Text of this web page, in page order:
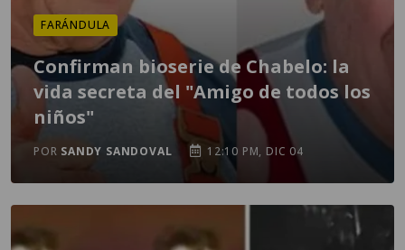
FARÁNDULA
Confirman bioserie de Chabelo: la
vida secreta del "Amigo de todos los
niños"
POR SANDY SANDOVAL 12:10 PM, DIC 04